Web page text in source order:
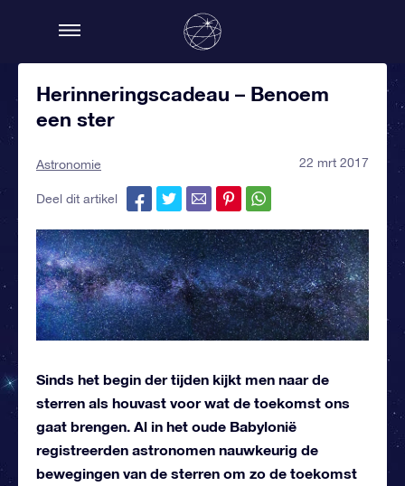
Herinneringscadeau – Benoem
een ster
Astronomie 22 mrt 2017
Deel dit artikel
Sinds het begin der tijden kijkt men naar de
sterren als houvast voor wat de toekomst ons
gaat brengen. Al in het oude Babylonië
registreerden astronomen nauwkeurig de
bewegingen van de sterren om zo de toekomst